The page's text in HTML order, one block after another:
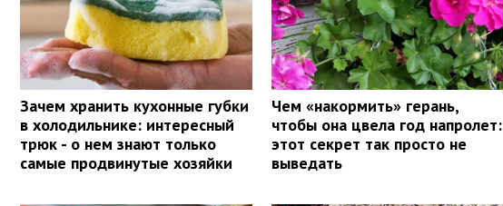
Зачем хранить кухонные губки
в холодильнике: интересный
трюк - о нем знают только
самые продвинутые хозяйки
Чем «накормить» герань,
чтобы она цвела год напролет:
этот секрет так просто не
выведать